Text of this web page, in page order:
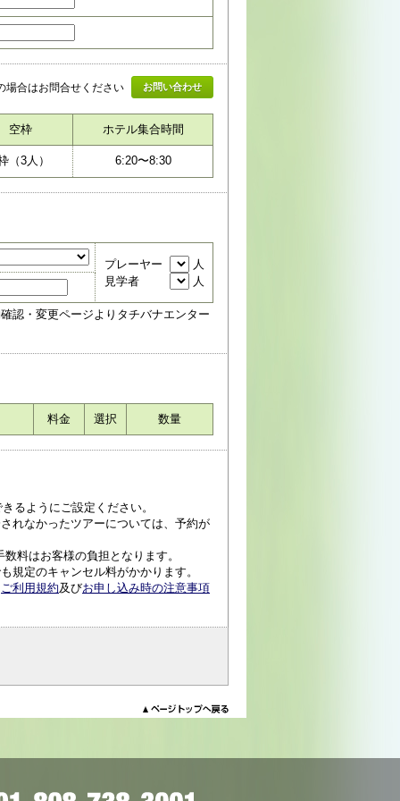
場合はお問合せください お問い合わせ
空枠 ホテル集合時間
（3人） 6:20〜8:30
プレーヤー
人
見学者
人
認・変更ページよりタチバナエンター
料金 選択 数量
るようにご設定ください。
れなかったツアーについては、予約が
料はお客様の負担となります。
規定のキャンセル料がかかります。
ご利用規約及びお申し込み時の注意事項